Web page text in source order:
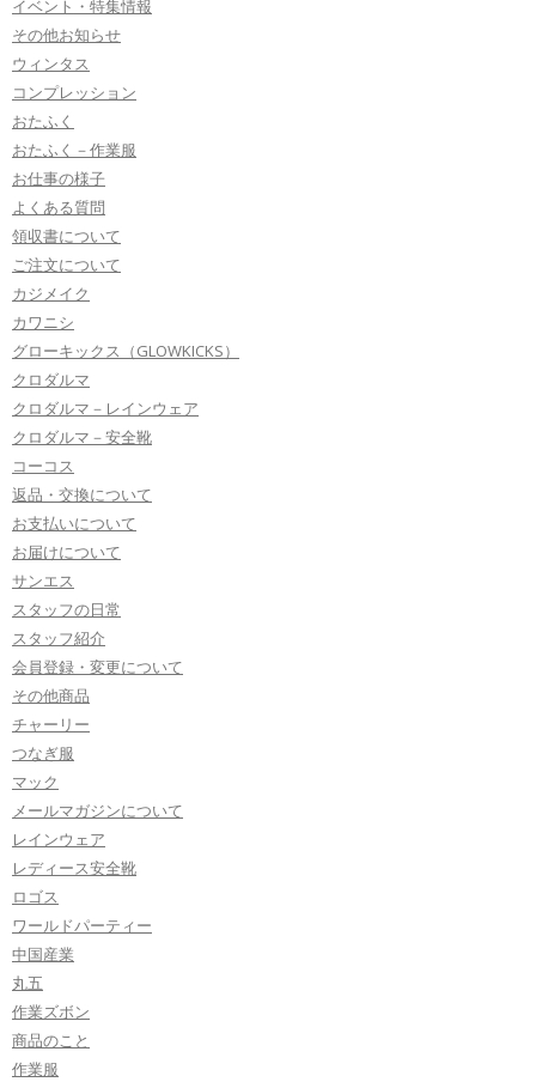
イベント・特集情報
その他お知らせ
ウィンタス
コンプレッション
おたふく
おたふく－作業服
お仕事の様子
よくある質問
領収書について
ご注文について
カジメイク
カワニシ
グローキックス（GLOWKICKS）
クロダルマ
クロダルマ－レインウェア
クロダルマ－安全靴
コーコス
返品・交換について
お支払いについて
お届けについて
サンエス
スタッフの日常
スタッフ紹介
会員登録・変更について
その他商品
チャーリー
つなぎ服
マック
メールマガジンについて
レインウェア
レディース安全靴
ロゴス
ワールドパーティー
中国産業
丸五
作業ズボン
商品のこと
作業服